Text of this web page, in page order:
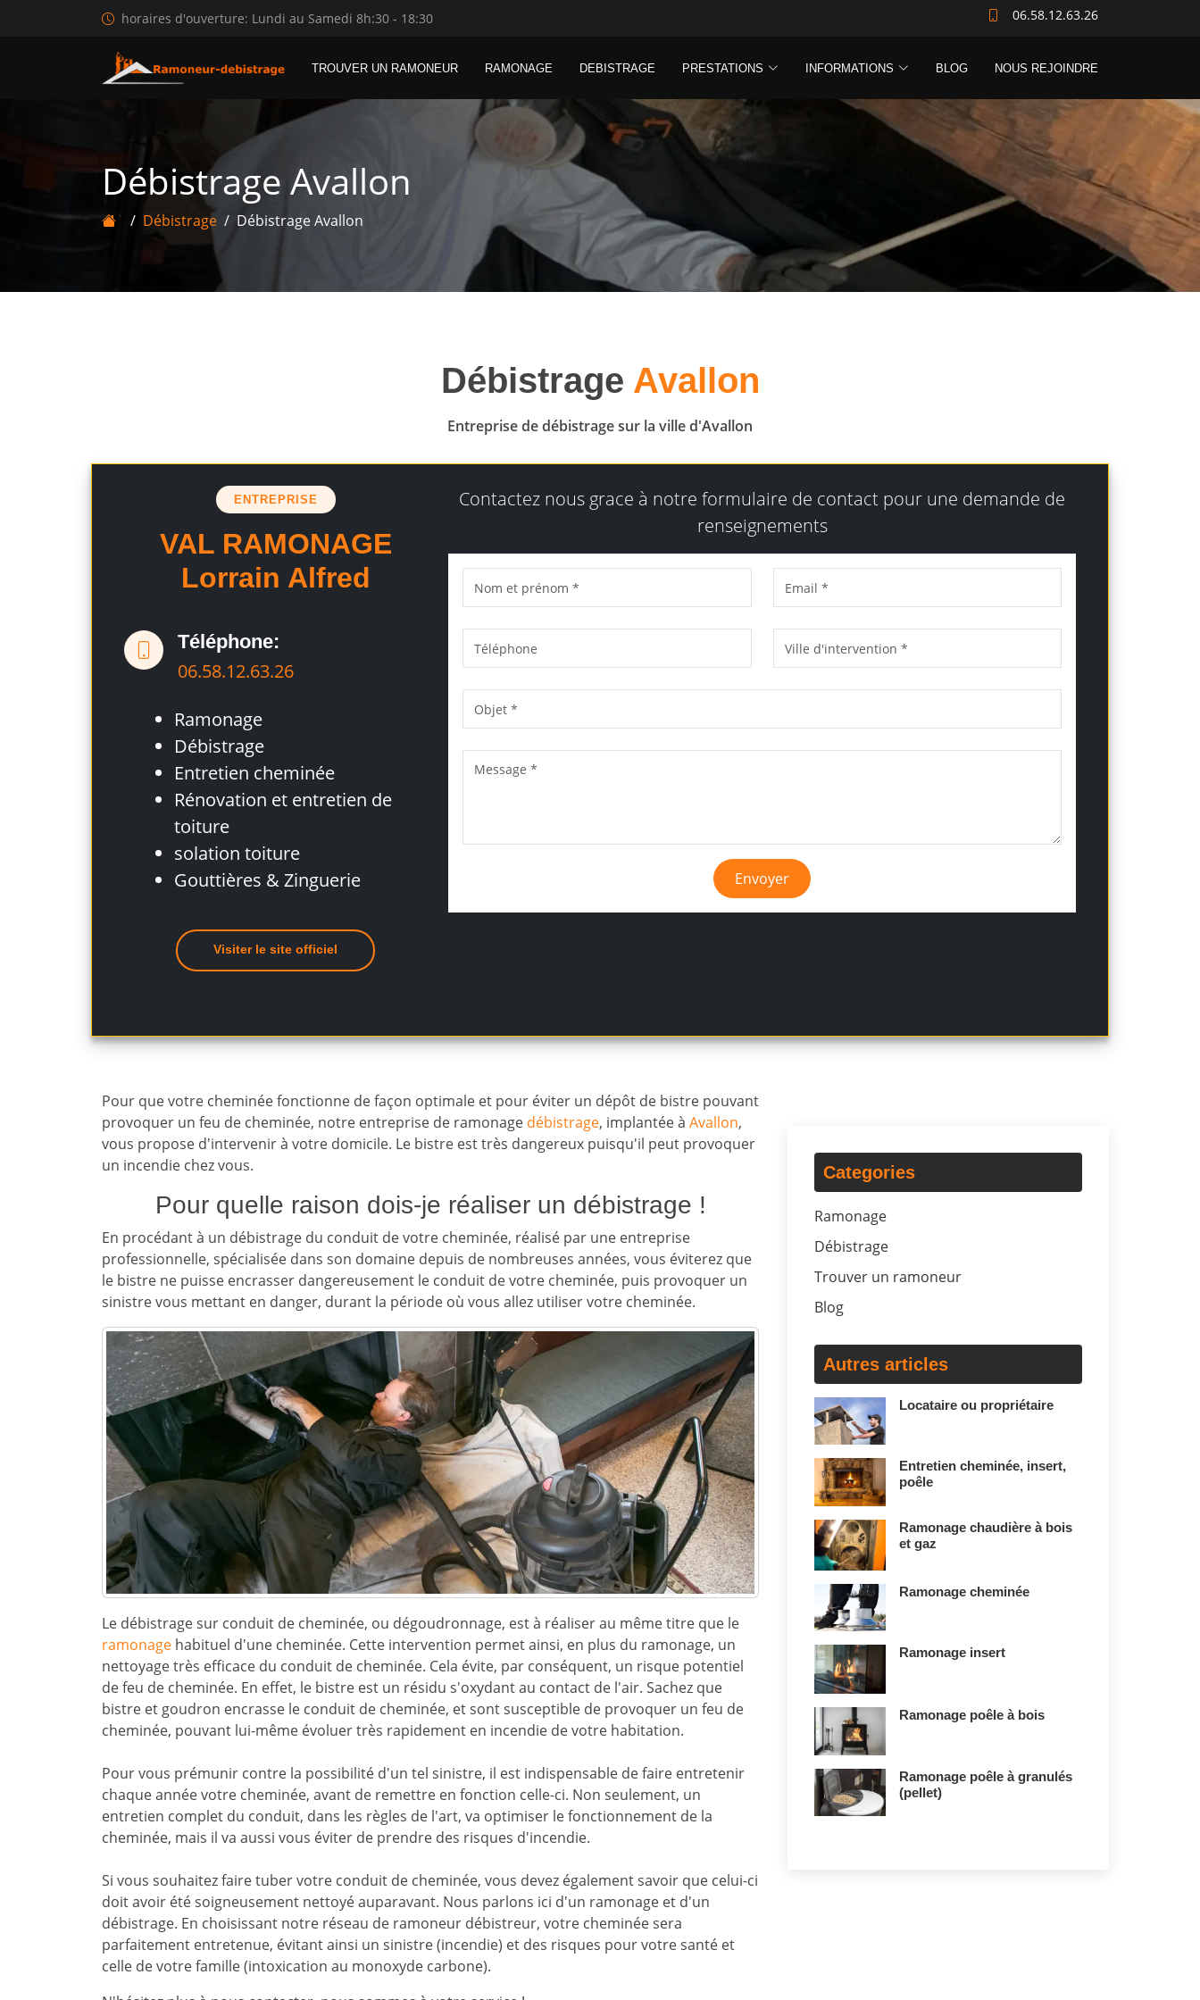
horaires d'ouverture: Lundi au Samedi 8h:30 - 18:30 06.58.12.63.26
TROUVER UN RAMONEUR RAMONAGE DEBISTRAGE PRESTATIONS INFORMATIONS BLOG NOUS REJOINDRE
Débistrage Avallon
Débistrage Débistrage Avallon
Débistrage Avallon
Entreprise de débistrage sur la ville d'Avallon
ENTREPRISE
VAL RAMONAGE
Lorrain Alfred
Téléphone:
06.58.12.63.26
Ramonage
Débistrage
Entretien cheminée
Rénovation et entretien de
toiture
solation toiture
Gouttières & Zinguerie
Visiter le site officiel
Contactez nous grace à notre formulaire de contact pour une demande de
renseignements
Envoyer
Pour que votre cheminée fonctionne de façon optimale et pour éviter un dépôt de bistre pouvant
provoquer un feu de cheminée, notre entreprise de ramonage débistrage, implantée à Avallon,
vous propose d'intervenir à votre domicile. Le bistre est très dangereux puisqu'il peut provoquer
un incendie chez vous.
Pour quelle raison dois-je réaliser un débistrage !
En procédant à un débistrage du conduit de votre cheminée, réalisé par une entreprise
professionnelle, spécialisée dans son domaine depuis de nombreuses années, vous éviterez que
le bistre ne puisse encrasser dangereusement le conduit de votre cheminée, puis provoquer un
sinistre vous mettant en danger, durant la période où vous allez utiliser votre cheminée.
Le débistrage sur conduit de cheminée, ou dégoudronnage, est à réaliser au même titre que le
ramonage habituel d'une cheminée. Cette intervention permet ainsi, en plus du ramonage, un
nettoyage très efficace du conduit de cheminée. Cela évite, par conséquent, un risque potentiel
de feu de cheminée. En effet, le bistre est un résidu s'oxydant au contact de l'air. Sachez que
bistre et goudron encrasse le conduit de cheminée, et sont susceptible de provoquer un feu de
cheminée, pouvant lui-même évoluer très rapidement en incendie de votre habitation.
Pour vous prémunir contre la possibilité d'un tel sinistre, il est indispensable de faire entretenir
chaque année votre cheminée, avant de remettre en fonction celle-ci. Non seulement, un
entretien complet du conduit, dans les règles de l'art, va optimiser le fonctionnement de la
cheminée, mais il va aussi vous éviter de prendre des risques d'incendie.
Si vous souhaitez faire tuber votre conduit de cheminée, vous devez également savoir que celui-ci
doit avoir été soigneusement nettoyé auparavant. Nous parlons ici d'un ramonage et d'un
débistrage. En choisissant notre réseau de ramoneur débistreur, votre cheminée sera
parfaitement entretenue, évitant ainsi un sinistre (incendie) et des risques pour votre santé et
celle de votre famille (intoxication au monoxyde carbone).
Categories
Ramonage
Débistrage
Trouver un ramoneur
Blog
Autres articles
Locataire ou propriétaire
Entretien cheminée, insert,
poêle
Ramonage chaudière à bois
et gaz
Ramonage cheminée
Ramonage insert
Ramonage poêle à bois
Ramonage poêle à granulés
(pellet)